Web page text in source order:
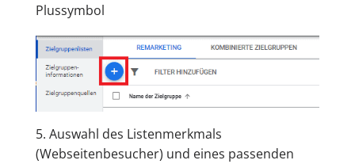
Plussymbol
5. Auswahl des Listenmerkmals
(Webseitenbesucher) und eines passenden